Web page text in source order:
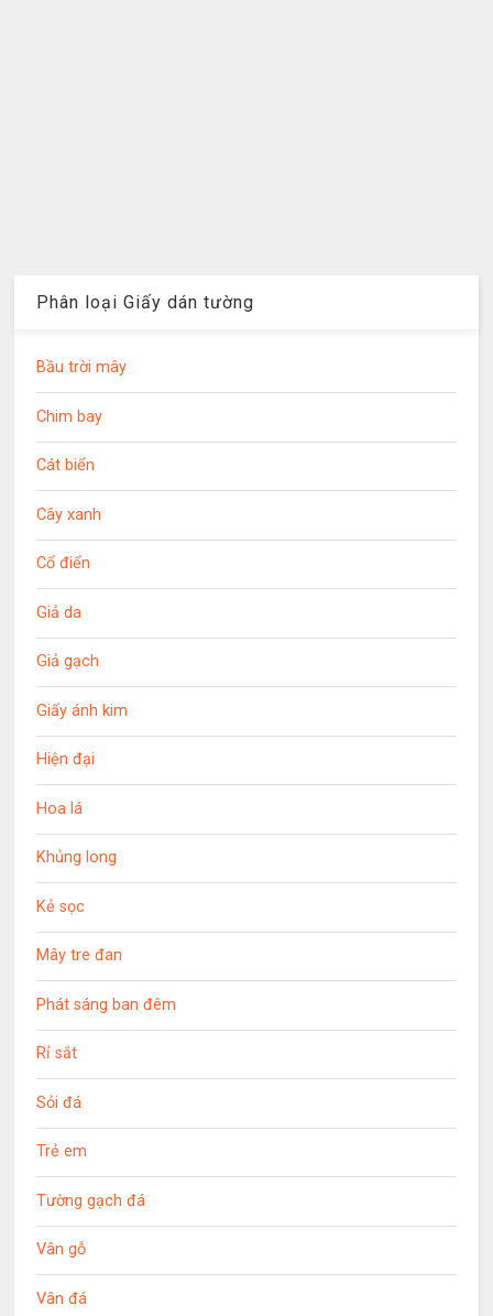
Phân loại Giấy dán tường
Bầu trời mây
Chim bay
Cát biển
Cây xanh
Cổ điển
Giả da
Giả gạch
Giấy ánh kim
Hiện đại
Hoa lá
Khủng long
Kẻ sọc
Mây tre đan
Phát sáng ban đêm
Rỉ sắt
Sỏi đá
Trẻ em
Tường gạch đá
Vân gỗ
Vân đá